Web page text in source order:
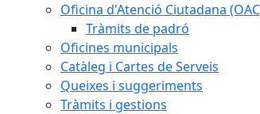
Oficina d'Atenció Ciutadana
Tràmits de padró
Oficines municipals
Catàleg i Cartes de Serveis
Queixes i suggeriments
Tràmits i gestions